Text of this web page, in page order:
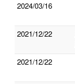
2024/03/16
2021/12/22
2021/12/22